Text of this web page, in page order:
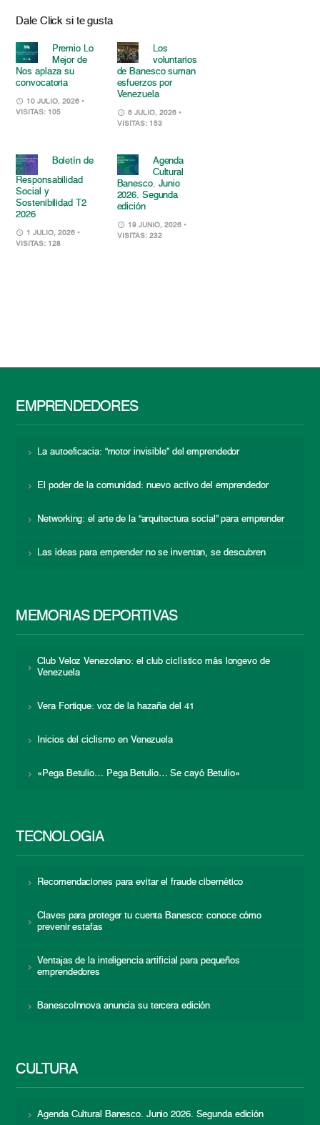
Dale Click si te gusta
Premio Lo
Mejor de
Nos aplaza su
convocatoria
10 JULIO, 2026 •
VISITAS: 105
Los
voluntarios
de Banesco suman
esfuerzos por
Venezuela
6 JULIO, 2026 •
VISITAS: 153
Boletín de
Responsabilidad
Social y
Sostenibilidad T2
2026
1 JULIO, 2026 •
VISITAS: 128
Agenda
Cultural
Banesco. Junio
2026. Segunda
edición
19 JUNIO, 2026 •
VISITAS: 232
EMPRENDEDORES
La autoeficacia: “motor invisible” del emprendedor
El poder de la comunidad: nuevo activo del emprendedor
Networking: el arte de la “arquitectura social” para emprender
Las ideas para emprender no se inventan, se descubren
MEMORIAS DEPORTIVAS
Club Veloz Venezolano: el club ciclístico más longevo de
Venezuela
Vera Fortique: voz de la hazaña del 41
Inicios del ciclismo en Venezuela
«Pega Betulio… Pega Betulio… Se cayó Betulio»
TECNOLOGÍA
Recomendaciones para evitar el fraude cibernético
Claves para proteger tu cuenta Banesco: conoce cómo
prevenir estafas
Ventajas de la inteligencia artificial para pequeños
emprendedores
BanescoInnova anuncia su tercera edición
CULTURA
Agenda Cultural Banesco. Junio 2026. Segunda edición